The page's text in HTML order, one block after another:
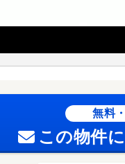
無料
この物件